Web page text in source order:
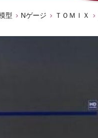
型 Nゲージ ＴＯＭＩＸ